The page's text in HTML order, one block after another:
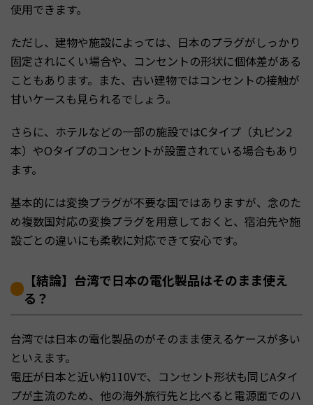
使用できます。
ただし、建物や施設によっては、日本のプラグがしっかり
固定されにくい場合や、コンセントの形状に個体差がある
こともあります。また、古い建物ではコンセントの接触が
甘いケースも見られるでしょう。
さらに、ホテルなどの一部の施設ではCタイプ（丸ピン2
本）やOタイプのコンセントが設置されている場合もあり
ます。
基本的には変換プラグが不要な国ではありますが、念のた
め複数国対応の変換プラグを用意しておくと、宿泊先や施
設ごとの違いにも柔軟に対応できて安心です。
【結論】台湾で日本の電化製品はそのまま使え
る？
台湾では日本の電化製品のがそのまま使えるケースが多い
といえます。
電圧が日本と近い約110Vで、コンセント形状も同じAタイ
プが主流のため、他の海外旅行先と比べると電源面でのハ